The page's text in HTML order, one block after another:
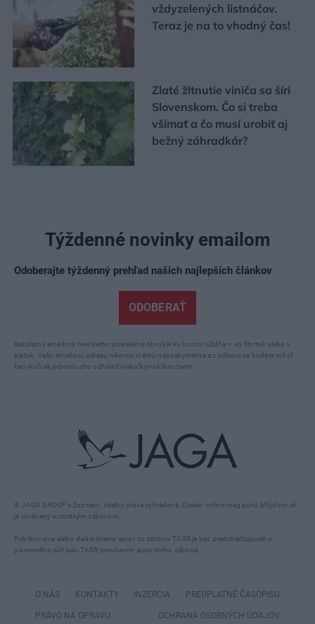
vždyzelených listnáčov.
Teraz je na to vhodný čas!
Zlaté žltnutie viniča sa šíri
Slovenskom. Čo si treba
všímať a čo musí urobiť aj
bežný záhradkár?
© JAGA GROUP a Zoznam. Všetky práva vyhradené. Obsah online magazínu Môjdom.sk
je chránený autorským zákonom.
Publikovanie alebo ďalšie šírenie správ zo zdrojov TASR je bez predchádzajúceho
písomného súhlasu TASR porušením autorského zákona.
Týždenné novinky emailom
Odoberajte týždenný prehľad našich najlepších článkov
ODOBERAŤ
Bezplatný emailový newsletter posielame obvykle ku koncu týždňa – vo štvrtok alebo v
piatok. Vašu emailovú adresu nikomu inému neposkytneme a z odberu sa budete môcť
kedykoľvek jednoducho odhlásiť niekoľkými kliknutiami.
O NÁS KONTAKTY INZERCIA PREDPLATNÉ ČASOPISU
PRÁVO NA OPRAVU OCHRANA OSOBNÝCH ÚDAJOV